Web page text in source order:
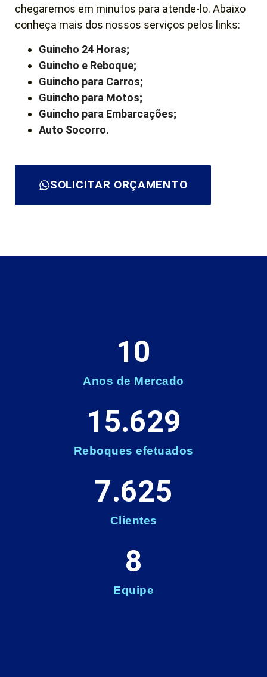
chegaremos em minutos para atende-lo. Abaixo
conheça mais dos nossos serviços pelos links:
Guincho 24 Horas;
Guincho e Reboque;
Guincho para Carros;
Guincho para Motos;
Guincho para Embarcações;
Auto Socorro.
SOLICITAR ORÇAMENTO
Anos de Mercado
10
Reboques efetuados
15.629
Clientes
7.625
Equipe
8